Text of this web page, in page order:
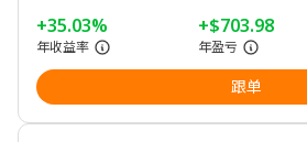
+35.03%
年收益率
+$703.98
年盈亏
跟单